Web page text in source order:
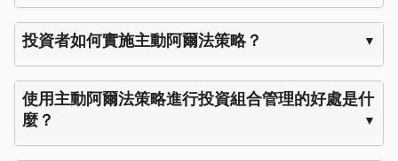
投資者如何實施主動阿爾法策略？
使用主動阿爾法策略進行投資組合管理的好處是什
麼？